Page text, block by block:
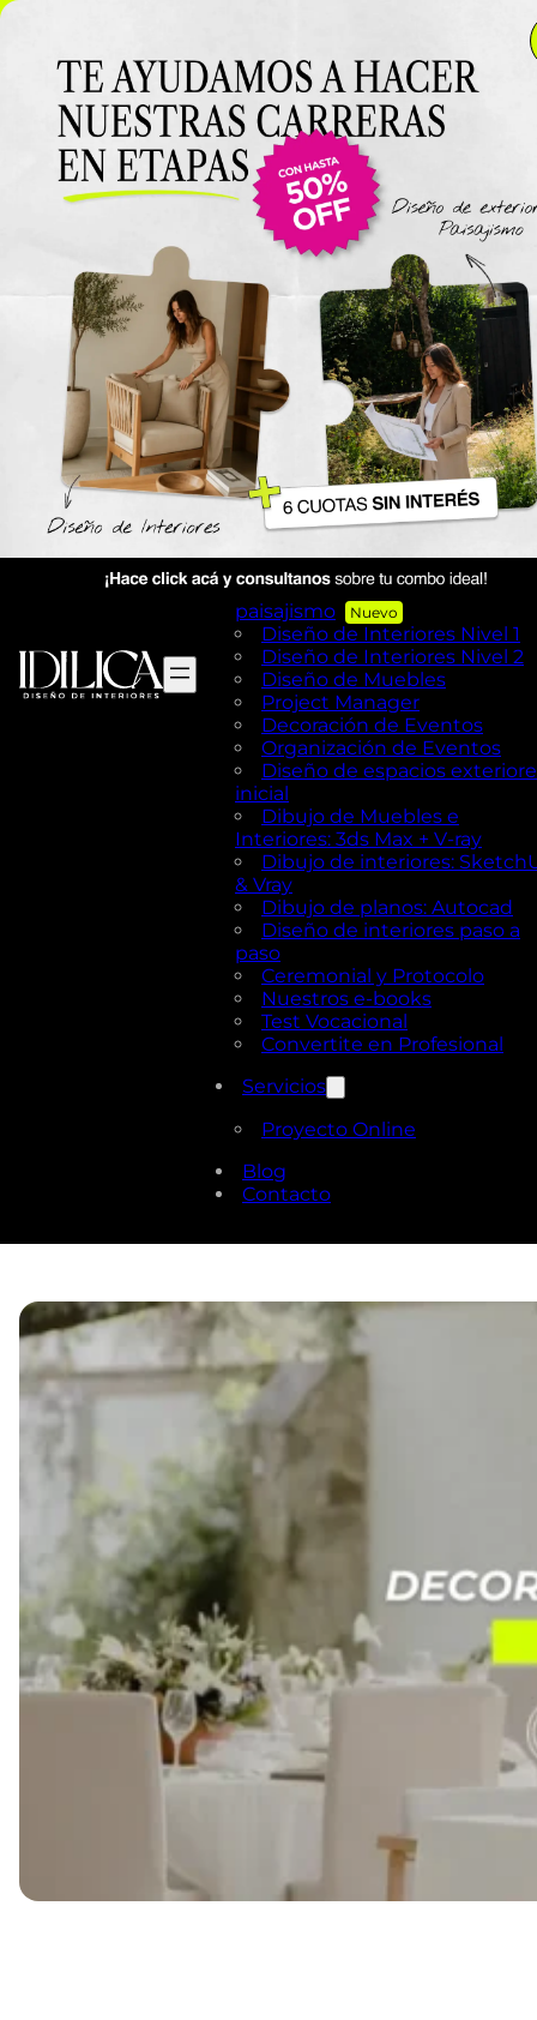
el curso acá!
Viajes
The New York Design
Carreras / Diplomaturas
Carrera de Diseño de
Exteriores y Paisajismo
Carrera en Diseño de
UTN
Carrera en Interiorismo UTN
Carrera de Organización y
Decoración de Eventos UTN
Cursos
exteriores y Paisajismo
Diseño de exteriores y
paisajismo
Diseño de Interiores Nivel 1
Diseño de Interiores Nivel 2
Diseño de Muebles
Project Manager
Decoración de Eventos
Organización de Eventos
Diseño de espacios
inicial
Dibujo de Muebles e
Interiores: 3ds Max + V-ray
Dibujo de interiores:
& Vray
Dibujo de planos: Autocad
Diseño de interiores paso a
paso
Ceremonial y Protocolo
Nuestros e-books
Test Vocacional
Convertite en Profesional
Servicios
Proyecto Online
Blog
Contacto